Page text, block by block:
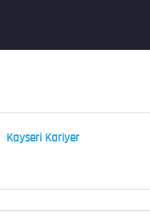
Kayseri Kariyer